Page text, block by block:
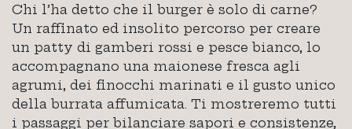
Chi l’ha detto che il burger è solo di carne?
Un raffinato ed insolito percorso per creare
un patty di gamberi rossi e pesce bianco, lo
accompagnano una maionese fresca agli
agrumi, dei finocchi marinati e il gusto unico
della burrata affumicata. Ti mostreremo tutti
i passaggi per bilanciare sapori e consistenze,